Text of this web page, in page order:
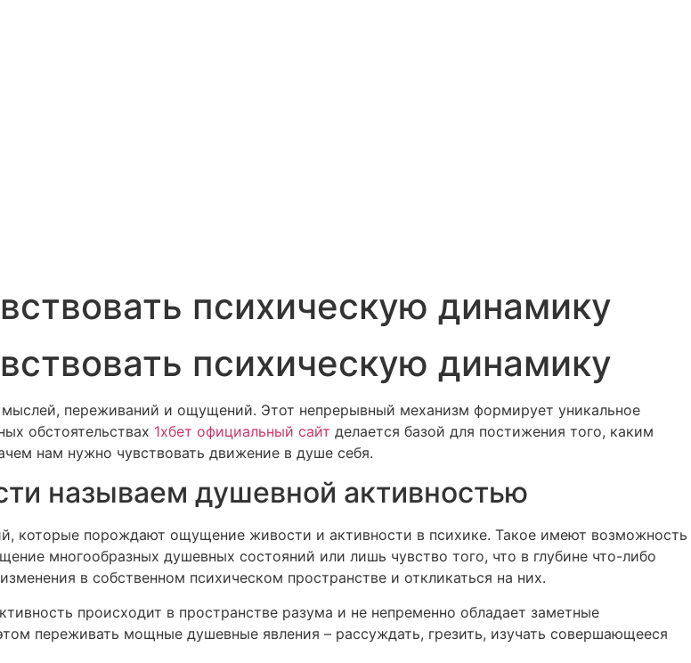
психическую динамику
психическую динамику
мыслей, переживаний и ощущений. Этот непрерывный механизм формирует уникальное
обстоятельствах 1хбет официальный сайт делается базой для постижения того, каким
нам нужно чувствовать движение в душе себя.
называем душевной активностью
которые порождают ощущение живости и активности в психике. Такое имеют возможность
многообразных душевных состояний или лишь чувство того, что в глубине что-либо
в собственном психическом пространстве и откликаться на них.
происходит в пространстве разума и не непременно обладает заметные
переживать мощные душевные явления – рассуждать, грезить, изучать совершающееся